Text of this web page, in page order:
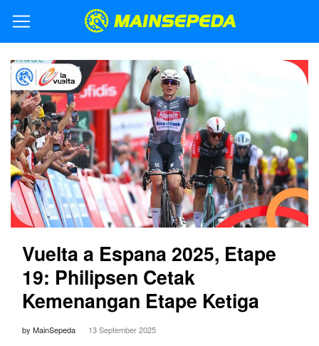
Vuelta a Espana 2025, Etape
19: Philipsen Cetak
Kemenangan Etape Ketiga
by MainSepeda 13 September 2025